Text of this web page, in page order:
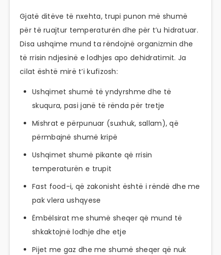
Gjatë ditëve të nxehta, trupi punon më shumë
për të ruajtur temperaturën dhe për t’u hidratuar.
Disa ushqime mund ta rëndojnë organizmin dhe
të rrisin ndjesinë e lodhjes apo dehidratimit. Ja
cilat është mirë t’i kufizosh:
Ushqimet shumë të yndyrshme dhe të
skuqura, pasi janë të rënda për tretje
Mishrat e përpunuar (suxhuk, sallam), që
përmbajnë shumë kripë
Ushqimet shumë pikante që rrisin
temperaturën e trupit
Fast food-i, që zakonisht është i rëndë dhe me
pak vlera ushqyese
Ëmbëlsirat me shumë sheqer që mund të
shkaktojnë lodhje dhe etje
Pijet me gaz dhe me shumë sheqer që nuk